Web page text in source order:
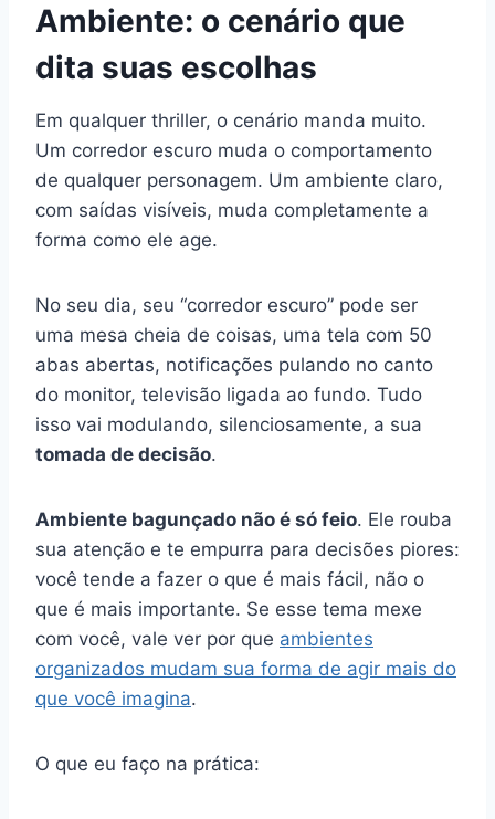
Ambiente: o cenário que
dita suas escolhas
Em qualquer thriller, o cenário manda muito.
Um corredor escuro muda o comportamento
de qualquer personagem. Um ambiente claro,
com saídas visíveis, muda completamente a
forma como ele age.
No seu dia, seu “corredor escuro” pode ser
uma mesa cheia de coisas, uma tela com 50
abas abertas, notificações pulando no canto
do monitor, televisão ligada ao fundo. Tudo
isso vai modulando, silenciosamente, a sua
tomada de decisão.
Ambiente bagunçado não é só feio. Ele rouba
sua atenção e te empurra para decisões piores:
você tende a fazer o que é mais fácil, não o
que é mais importante. Se esse tema mexe
com você, vale ver por que ambientes
organizados mudam sua forma de agir mais do
que você imagina.
O que eu faço na prática: